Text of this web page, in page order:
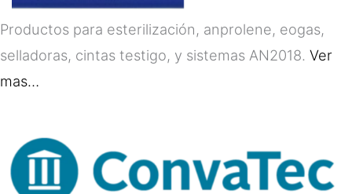
Productos para esterilización, anprolene, eogas,
selladoras, cintas testigo, y sistemas AN2018. Ver
mas…